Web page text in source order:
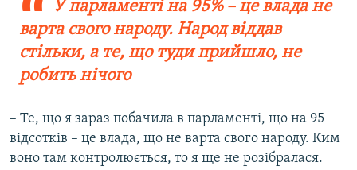
У парламенті на 95% – це влада не
варта свого народу. Народ віддав
стільки, а те, що туди прийшло, не
робить нічого
– Те, що я зараз побачила в парламенті, що на 95
відсотків – це влада, що не варта свого народу. Ким
воно там контролюється, то я ще не розібралася.